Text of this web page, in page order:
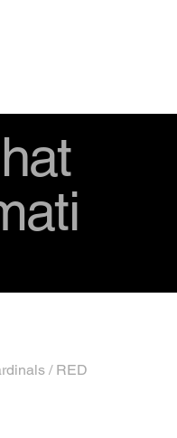
/ RED